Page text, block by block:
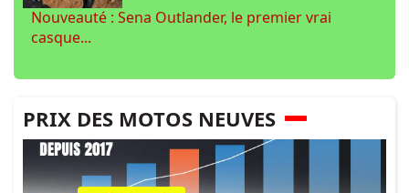
Nouveauté : Sena Outlander, le premier vrai
casque...
PRIX DES MOTOS NEUVES